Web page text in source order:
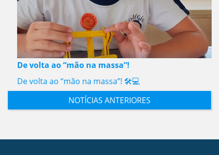
De volta ao “mão na massa”!
De volta ao “mão na massa”! 🛠️💻
NOTÍCIAS ANTERIORES